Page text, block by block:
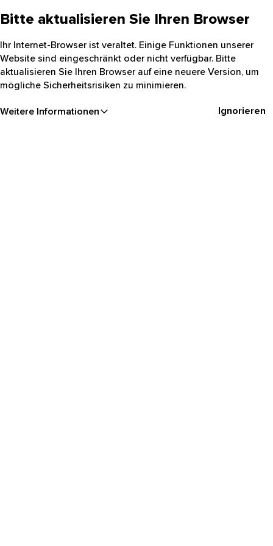
Bitte aktualisieren Sie Ihren Browser
Ihr Internet-Browser ist veraltet. Einige Funktionen unserer
Website sind eingeschränkt oder nicht verfügbar. Bitte
aktualisieren Sie Ihren Browser auf eine neuere Version, um
mögliche Sicherheitsrisiken zu minimieren.
Weitere Informationen Ignorieren